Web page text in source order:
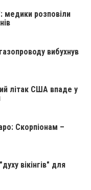
медики розповіли
вибухнув
літак США впаде у
Скорпіонам –
вікінгів" для